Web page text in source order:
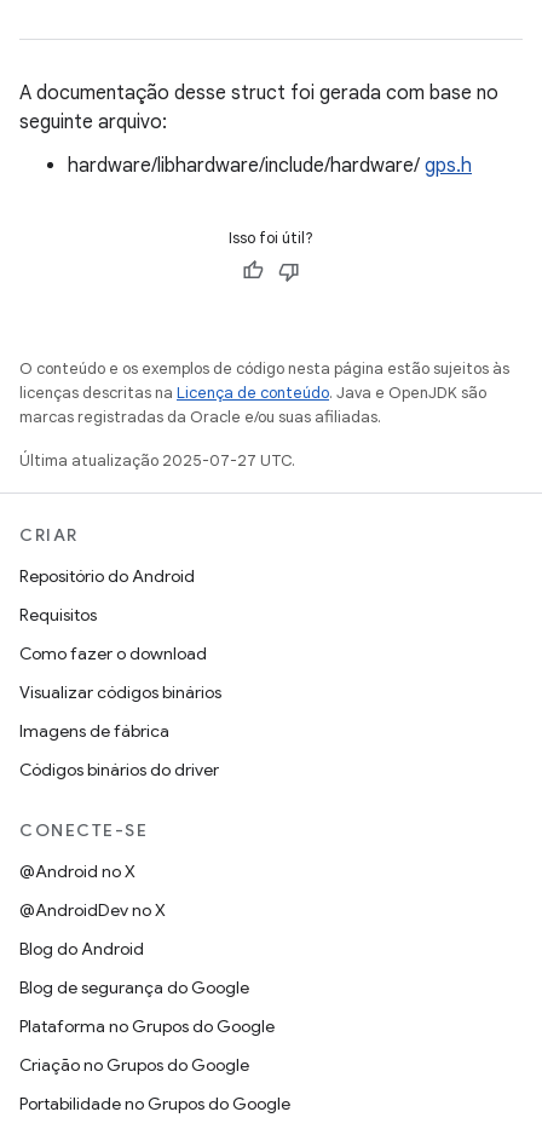
A documentação desse struct foi gerada com base no
seguinte arquivo:
hardware/libhardware/include/hardware/ gps.h
Isso foi útil?
O conteúdo e os exemplos de código nesta página estão sujeitos às
licenças descritas na Licença de conteúdo. Java e OpenJDK são
marcas registradas da Oracle e/ou suas afiliadas.
Última atualização 2025-07-27 UTC.
CRIAR
Repositório do Android
Requisitos
Como fazer o download
Visualizar códigos binários
Imagens de fábrica
Códigos binários do driver
CONECTE-SE
@Android no X
@AndroidDev no X
Blog do Android
Blog de segurança do Google
Plataforma no Grupos do Google
Criação no Grupos do Google
Portabilidade no Grupos do Google